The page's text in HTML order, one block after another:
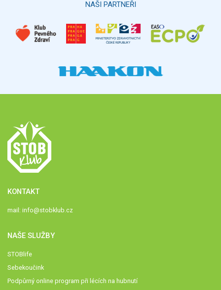
NAŠI PARTNEŘI
KONTAKT
mail: info@stobklub.cz
NAŠE SLUŽBY
STOBlife
Sebekoučink
Podpůrný online program při lécích na hubnutí